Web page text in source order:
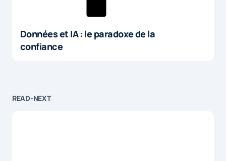
Données et IA : le paradoxe de la
confiance
READ-NEXT